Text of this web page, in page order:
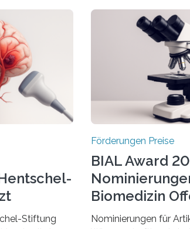
Stiftung
Förderungen Preise
BIAL Award
Biomedizin
Nominierungen für